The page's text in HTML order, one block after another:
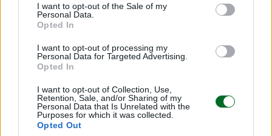
I want to opt-out of the Sale of my
Personal Data.
Opted In
I want to opt-out of processing my
Personal Data for Targeted Advertising.
Opted In
I want to opt-out of Collection, Use,
Retention, Sale, and/or Sharing of my
Personal Data that Is Unrelated with the
Purposes for which it was collected.
Opted Out
fusion, una spa, terrazze relax e l’accesso
esclusivo al Marina Club. Tariffe: da 230 euro per
una doppia, fino a 504 euro a notte per le suite.
Leggi anche:
L’editoriale di Osvaldo De Paolini, Lusso
assoluto
Dal mito dei paninari al lusso globale, come